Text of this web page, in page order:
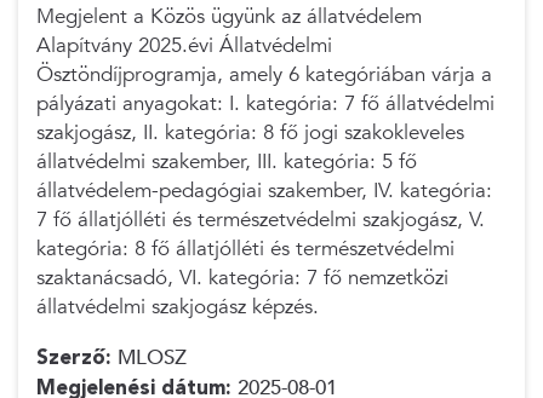
Megjelent a Közös ügyünk az állatvédelem
Alapítvány 2025.évi Állatvédelmi
Ösztöndíjprogramja, amely 6 kategóriában várja a
pályázati anyagokat: I. kategória: 7 fő állatvédelmi
szakjogász, II. kategória: 8 fő jogi szakokleveles
állatvédelmi szakember, III. kategória: 5 fő
állatvédelem-pedagógiai szakember, IV. kategória:
7 fő állatjólléti és természetvédelmi szakjogász, V.
kategória: 8 fő állatjólléti és természetvédelmi
szaktanácsadó, VI. kategória: 7 fő nemzetközi
állatvédelmi szakjogász képzés.
Szerző: MLOSZ
Megjelenési dátum: 2025-08-01